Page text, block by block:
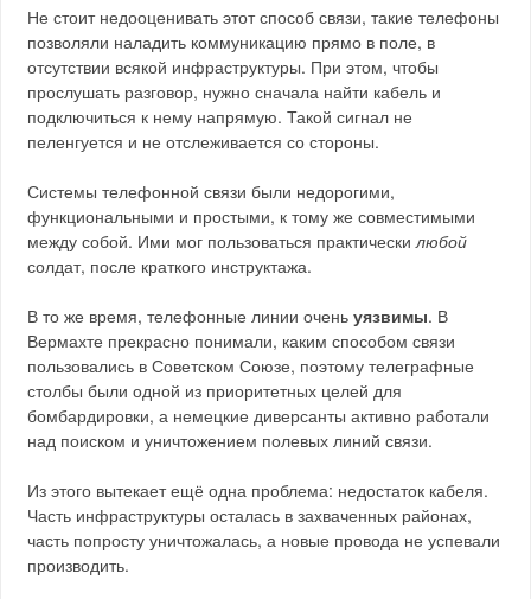
Не стоит недооценивать этот способ связи, такие телефоны
позволяли наладить коммуникацию прямо в поле, в
отсутствии всякой инфраструктуры. При этом, чтобы
прослушать разговор, нужно сначала найти кабель и
подключиться к нему напрямую. Такой сигнал не
пеленгуется и не отслеживается со стороны.
Системы телефонной связи были недорогими,
функциональными и простыми, к тому же совместимыми
между собой. Ими мог пользоваться практическилюбой
солдат, после краткого инструктажа.
В то же время, телефонные линии оченьуязвимы. В
Вермахте прекрасно понимали, каким способом связи
пользовались в Советском Союзе, поэтому телеграфные
столбы были одной из приоритетных целей для
бомбардировки, а немецкие диверсанты активно работали
над поиском и уничтожением полевых линий связи.
Из этого вытекает ещё одна проблема: недостаток кабеля.
Часть инфраструктуры осталась в захваченных районах,
часть попросту уничтожалась, а новые провода не успевали
производить.